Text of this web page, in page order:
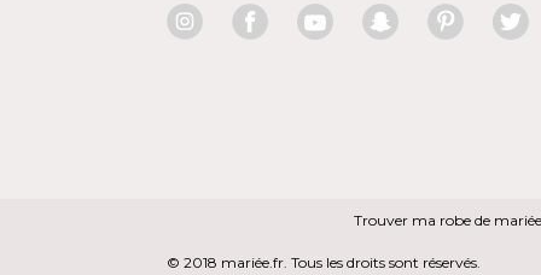
Trouver ma robe de mariée
© 2018 mariée.fr. Tous les droits sont réservés.